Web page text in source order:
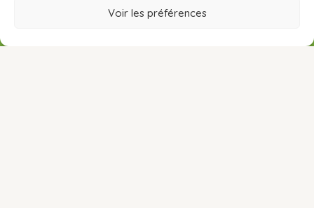
Voir les préférences
Español(Espagnol)